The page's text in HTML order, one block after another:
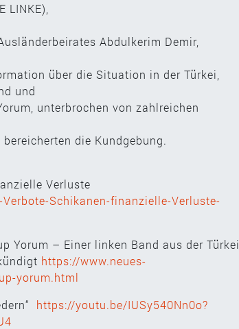
LINKE),
Abdulkerim Demir,
über die Situation in der Türkei,
und
unterbrochen von zahlreichen
die Kundgebung.
Verluste
Schikanen-finanzielle-Verluste-
Yorum – Einer linken Band aus der Türkei
https://www.neues-
yorum.html
https://youtu.be/IUSy540Nn0o?